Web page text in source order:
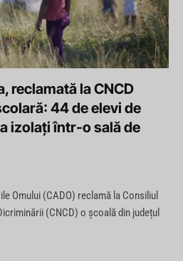
reclamată la CNCD
44 de elevi de
izolați într-o sală de
Omului (CADO) reclamă la Consiliul
(CNCD) o școală din județul